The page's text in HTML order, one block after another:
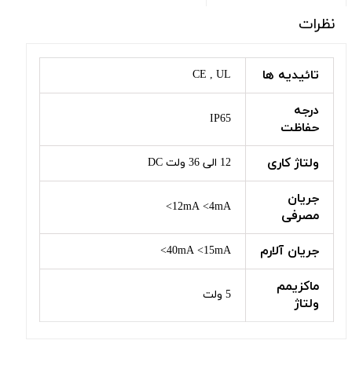
نظرات
تائیدیه ها CE , UL
درجه
حفاظت
IP65
ولتاژ کاری 12 الی 36 ولت DC
جریان
مصرفی
12mA <4mA>
جریان آلارم 40mA <15mA>
ماکزیمم
ولتاژ
5 ولت